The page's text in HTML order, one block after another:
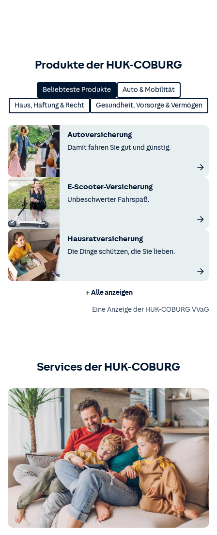
Produkte der HUK-COBURG
Beliebteste Produkte Auto & Mobilität
Haus, Haftung & Recht Gesundheit, Vorsorge & Vermögen
Autoversicherung
Damit fahren Sie gut und günstig.
E-Scooter-Versicherung
Unbeschwerter Fahrspaß.
Hausratversicherung
Die Dinge schützen, die Sie lieben.
Alle anzeigen
Eine Anzeige der HUK-COBURG VVaG
Services der HUK-COBURG